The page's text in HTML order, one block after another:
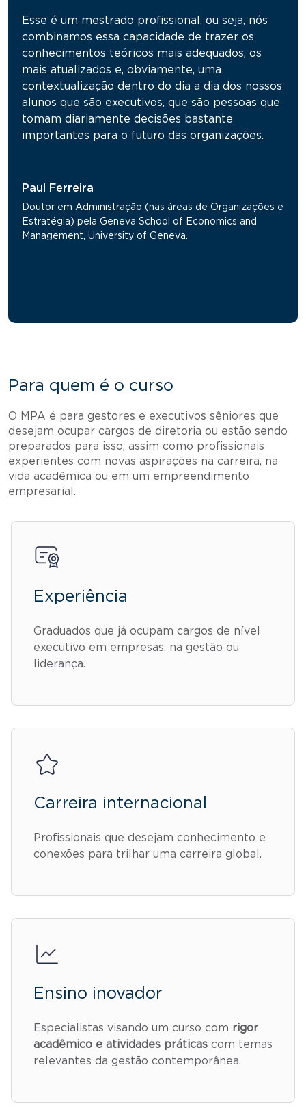
Esse é um mestrado profissional, ou seja, nós
combinamos essa capacidade de trazer os
conhecimentos teóricos mais adequados, os
mais atualizados e, obviamente, uma
contextualização dentro do dia a dia dos nossos
alunos que são executivos, que são pessoas que
tomam diariamente decisões bastante
importantes para o futuro das organizações.
Paul Ferreira
Doutor em Administração (nas áreas de Organizações e
Estratégia) pela Geneva School of Economics and
Management, University of Geneva.
Para quem é o curso
O MPA é para gestores e executivos sêniores que
desejam ocupar cargos de diretoria ou estão sendo
preparados para isso, assim como profissionais
experientes com novas aspirações na carreira, na
vida acadêmica ou em um empreendimento
empresarial.
Experiência
Graduados que já ocupam cargos de nível
executivo em empresas, na gestão ou
liderança.
Carreira internacional
Profissionais que desejam conhecimento e
conexões para trilhar uma carreira global.
Ensino inovador
Especialistas visando um curso com rigor
acadêmico e atividades práticas com temas
relevantes da gestão contemporânea.